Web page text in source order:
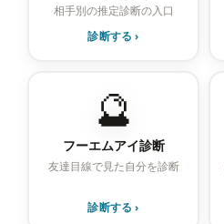
相手別の推定診断の入口
診断する ›
🔮
フーエムアイ診断
友達目線で見た自分を診断
診断する ›